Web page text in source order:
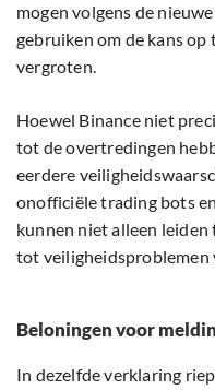
mogen volgens de
gebruiken om de kans
vergroten.
Hoewel Binance niet
tot de overtredingen
eerdere
onofficiële trading bots
kunnen niet alleen
tot veiligheidsproblemen
Beloningen voor
In dezelfde verklaring